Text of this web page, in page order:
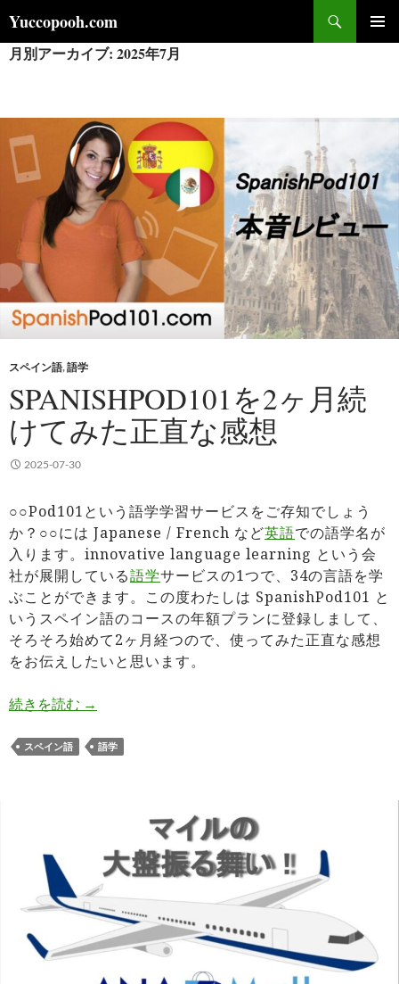
ン
テ
へ
ス
キ
Yuccopooh.com
索
月別アーカイブ: 2025年7月
スペイン語,語学
SPANISHPOD101を2ヶ月続
けてみた正直な感想
2025-07-30
○○Pod101という語学学習サービスをご存知でしょう
か？○○には Japanese / French など英語での語学名が
入ります。innovative language learning という会
社が展開している語学サービスの1つで、34の言語を学
ぶことができます。この度わたしは SpanishPod101 と
いうスペイン語のコースの年額プランに登録しまして、
そろそろ始めて2ヶ月経つので、使ってみた正直な感想
をお伝えしたいと思います。
続きを読む SpanishPod101を2ヶ月続けてみた正直な感想
→
スペイン語 語学